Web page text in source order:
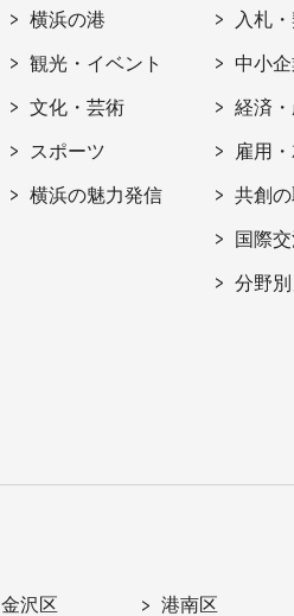
横浜の港
観光・イベント
文化・芸術
スポーツ
横浜の魅力発信
入札
中小
経済
雇用
共創の
国際
分野
金沢区 港南区